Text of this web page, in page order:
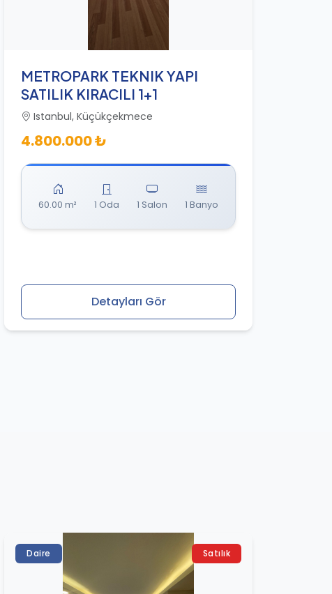
METROPARK TEKNIK YAPI
SATILIK KIRACILI 1+1
Istanbul, Küçükçekmece
4.800.000 ₺
60.00 m² 1 Oda 1 Salon 1 Banyo
Detayları Gör
Satılık
Daire